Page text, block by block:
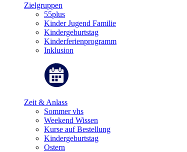
Zielgruppen
55plus
Kinder Jugend Familie
Kindergeburtstag
Kinderferienprogramm
Inklusion
Zeit & Anlass
Sommer vhs
Weekend Wissen
Kurse auf Bestellung
Kindergeburtstag
Ostern